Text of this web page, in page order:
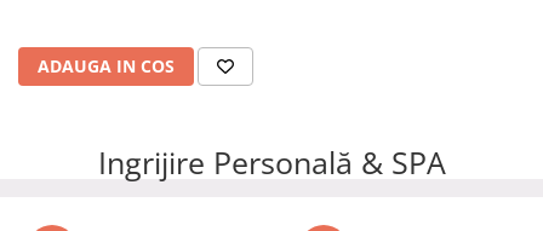
ADAUGA IN COS
Ingrijire Personală & SPA